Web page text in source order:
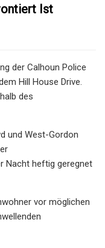
Ist
der Calhoun Police
Hill House Drive.
des
und West-Gordon
Nacht heftig geregnet
vor möglichen